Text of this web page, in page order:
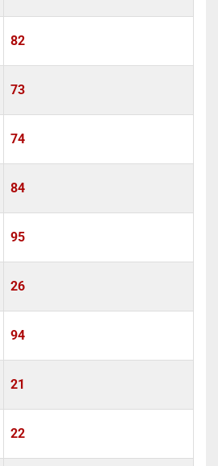
82
73
74
84
95
26
94
21
22